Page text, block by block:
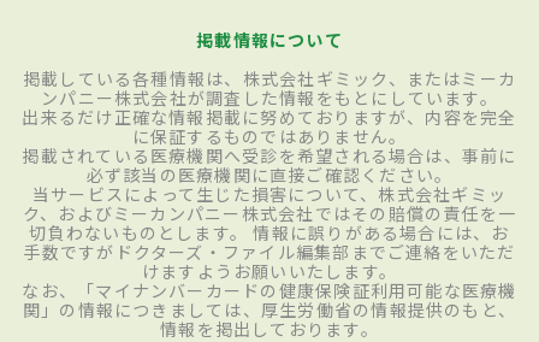
掲載情報について
掲載している各種情報は、株式会社ギミック、またはミーカ
ンパニー株式会社が調査した情報をもとにしています。
出来るだけ正確な情報掲載に努めておりますが、内容を完全
に保証するものではありません。
掲載されている医療機関へ受診を希望される場合は、事前に
必ず該当の医療機関に直接ご確認ください。
当サービスによって生じた損害について、株式会社ギミッ
ク、およびミーカンパニー株式会社ではその賠償の責任を一
切負わないものとします。 情報に誤りがある場合には、お
手数ですがドクターズ・ファイル編集部までご連絡をいただ
けますようお願いいたします。
なお、「マイナンバーカードの健康保険証利用可能な医療機
関」の情報につきましては、厚生労働省の情報提供のもと、
情報を掲出しております。